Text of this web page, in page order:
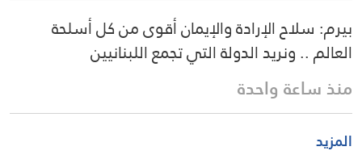
بيرم: سلاح الإرادة والإيمان أقوى من كل أسلحة
العالم .. ونريد الدولة التي تجمع اللبنانيين
منذ ساعة واحدة
المزيد